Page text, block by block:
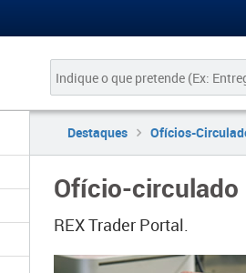
Destaques Ofícios-
Ofício-circulado
REX Trader Portal.